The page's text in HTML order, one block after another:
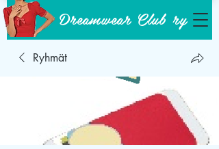
Dreamwear Club ry
Ryhmät